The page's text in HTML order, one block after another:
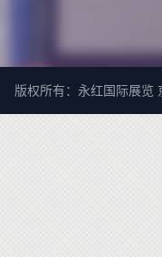
版权所有：永红国际展览